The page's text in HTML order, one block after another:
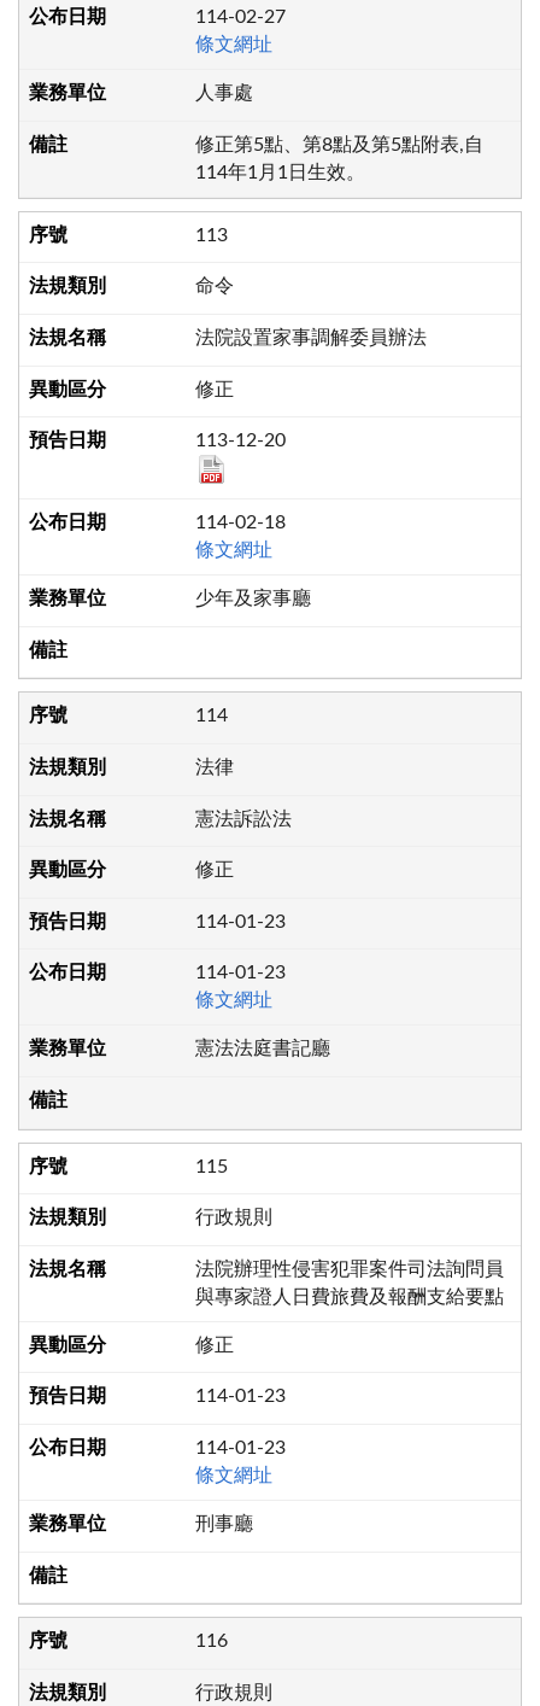
114-02-27
條文網址
人事處
修正第5點、第8點及第5點附表,自
114年1月1日生效。
113
命令
法院設置家事調解委員辦法
修正
113-12-20
114-02-18
條文網址
少年及家事廳
114
法律
憲法訴訟法
修正
114-01-23
114-01-23
條文網址
憲法法庭書記廳
115
行政規則
法院辦理性侵害犯罪案件司法詢問員
與專家證人日費旅費及報酬支給要點
修正
114-01-23
114-01-23
條文網址
刑事廳
116
行政規則